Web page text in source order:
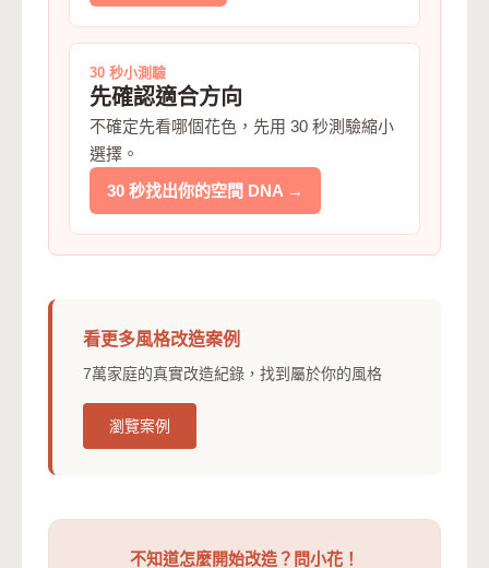
30 秒小測驗
先確認適合方向
不確定先看哪個花色，先用 30 秒測驗縮小
選擇。
30 秒找出你的空間 DNA →
看更多風格改造案例
7萬家庭的真實改造紀錄，找到屬於你的風格
瀏覽案例
不知道怎麼開始改造？問小花！